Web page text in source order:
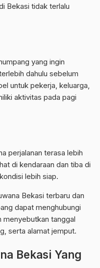
Bekasi tidak terlalu
yang ingin
dahulu sebelum
untuk pekerja, keluarga,
aktivitas pada pagi
perjalanan terasa lebih
di kendaraan dan tiba di
lebih siap.
Bekasi terbaru dan
dapat menghubungi
menyebutkan tanggal
serta alamat jemput.
Bekasi Yang